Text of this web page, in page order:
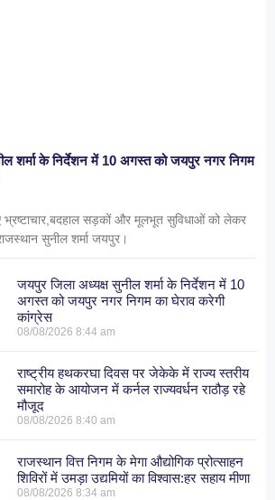
शर्मा के निर्देशन में 10 अगस्त को जयपुर नगर निगम
भ्रष्टाचार,बदहाल सड़कों और मूलभूत सुविधाओं को लेकर
सुनील शर्मा जयपुर।
जयपुर जिला अध्यक्ष सुनील शर्मा के निर्देशन में 10
अगस्त को जयपुर नगर निगम का घेराव करेगी
कांग्रेस
08/08/20268:44 am
राष्ट्रीय हथकरघा दिवस पर जेकेके में राज्य स्तरीय
समारोह के आयोजन में कर्नल राज्यवर्धन राठौड़ रहे
मौजूद
08/08/20268:40 am
राजस्थान वित्त निगम के मेगा औद्योगिक प्रोत्साहन
शिविरों में उमड़ा उद्यमियों का विश्वास:हर सहाय मीणा
08/08/20268:34 am